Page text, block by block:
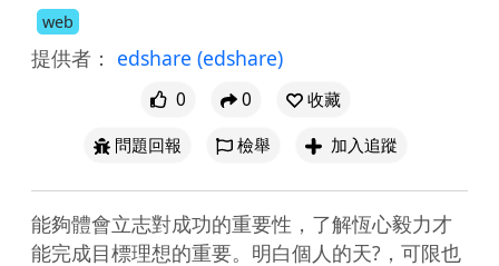
web
提供者： edshare (edshare)
0 0
收藏
問題回報
檢舉 加入追蹤
能夠體會立志對成功的重要性，了解恆心毅力才
能完成目標理想的重要。明白個人的天?，可限也